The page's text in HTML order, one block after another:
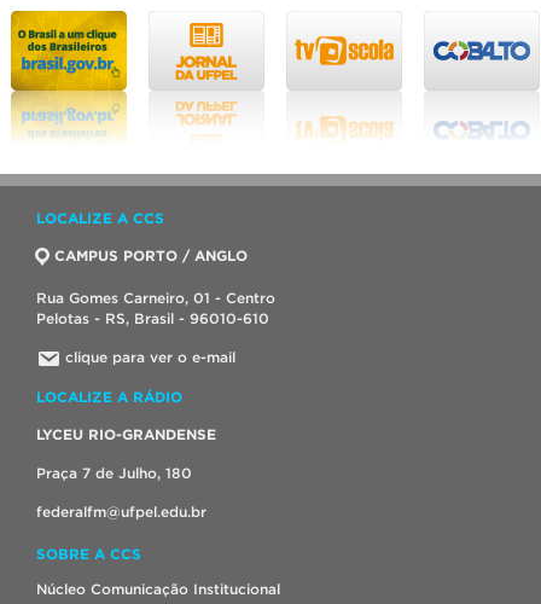
LOCALIZE A CCS
CAMPUS PORTO / ANGLO
Rua Gomes Carneiro, 01 - Centro
Pelotas - RS, Brasil - 96010-610
clique para ver o e-mail
LOCALIZE A RÁDIO
LYCEU RIO-GRANDENSE
Praça 7 de Julho, 180
federalfm@ufpel.edu.br
SOBRE A CCS
Núcleo Comunicação Institucional